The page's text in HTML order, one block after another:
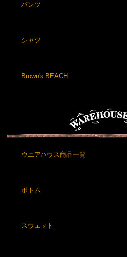
パンツ
シャツ
Brown's BEACH
ウエアハウス商品一覧
ボトム
スウェット